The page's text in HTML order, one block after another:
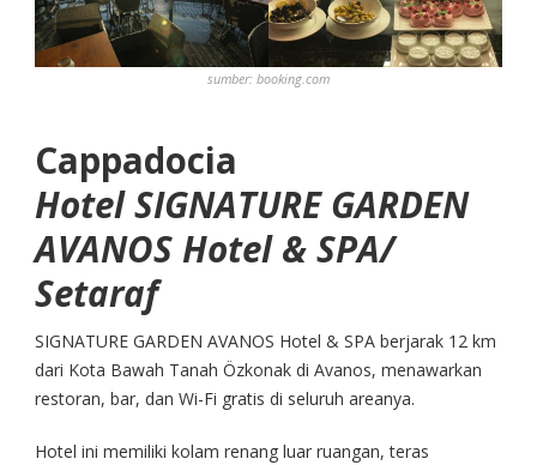
sumber: booking.com
Cappadocia
Hotel SIGNATURE GARDEN
AVANOS Hotel & SPA/
Setaraf
SIGNATURE GARDEN AVANOS Hotel & SPA berjarak 12 km
dari Kota Bawah Tanah Özkonak di Avanos, menawarkan
restoran, bar, dan Wi-Fi gratis di seluruh areanya.
Hotel ini memiliki kolam renang luar ruangan, teras